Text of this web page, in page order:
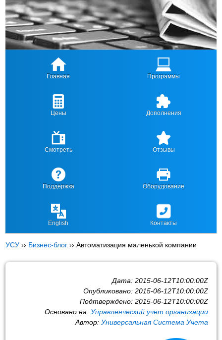
Главная Программы
Цены Дополнения
Смотреть Отзывы
Поддержка Оборудование
English Контакты
УСУ ›› Бизнес-блог ››Автоматизация маленькой компании
Дата: 2015-06-12T10:00:00Z
Опубликовано: 2015-06-12T10:00:00Z
Подтверждено: 2015-06-12T10:00:00Z
Основано на: Управленческий учет организации
Автор: Универсальная Система Учета